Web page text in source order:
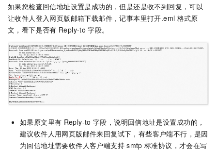
如果您检查回信地址设置是成功的，但是还是收不到回复，可以
让收件人登入网页版邮箱下载邮件，记事本里打开.eml 格式原
文，看下是否有 Reply-to 字段。
如果原文里有 Reply-to 字段，说明回信地址是设置成功的，
建议收件人用网页版邮件来回复试下，有些客户端不行，是因
为回信地址需要收件人客户端支持 smtp 标准协议，才会在写